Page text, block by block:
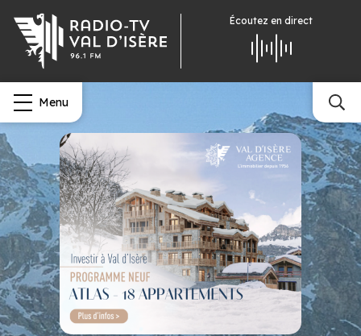
Écoutez en direct
Menu